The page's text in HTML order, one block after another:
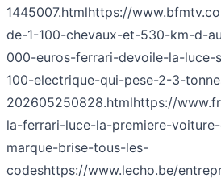
1445007.htmlhttps://
de-1-100-chevaux-et-530-km-d-
000-euros-ferrari-devoile-la-luce-
100-electrique-qui-pese-2-3-
202605250828.htmlhttps://
la-ferrari-luce-la-premiere-
marque-brise-tous-les-
codeshttps://www.lecho.be/